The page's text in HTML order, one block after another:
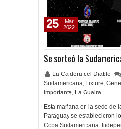
Se sorteó la
La Caldera del Diablo
Sudamericana, Fixture,
Importante, La Guaira
Esta mañana en la sede de
Paraguay se establecieron
Copa Sudamericana.
25
Mar
2022